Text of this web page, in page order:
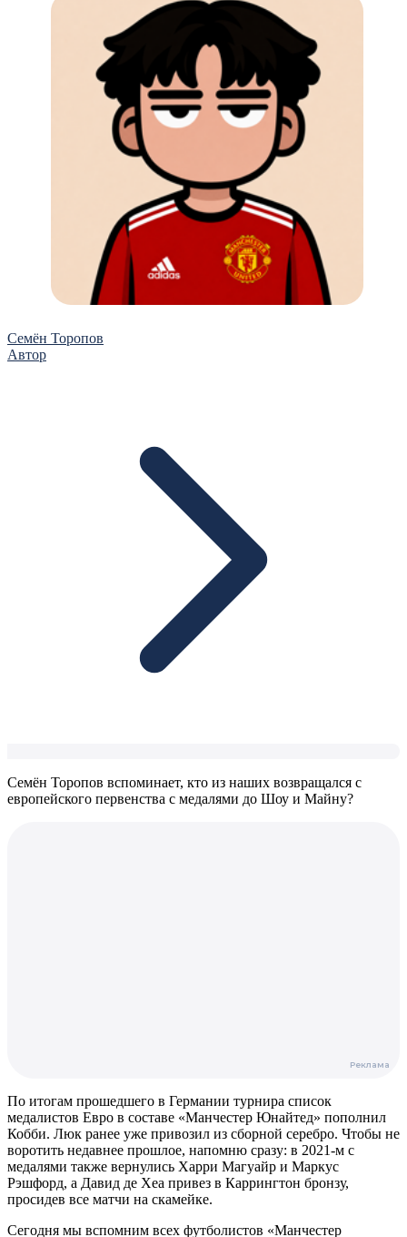
Семён Торопов
Автор
Семён Торопов вспоминает, кто из наших возвращался с
европейского первенства с медалями до Шоу и Майну?
По итогам прошедшего в Германии турнира список
медалистов Евро в составе «Манчестер Юнайтед» пополнил
Кобби. Люк ранее уже привозил из сборной серебро. Чтобы не
воротить недавнее прошлое, напомню сразу: в 2021-м с
медалями также вернулись Харри Магуайр и Маркус
Рэшфорд, а Давид де Хеа привез в Каррингтон бронзу,
просидев все матчи на скамейке.
Сегодня мы вспомним всех футболистов «Манчестер